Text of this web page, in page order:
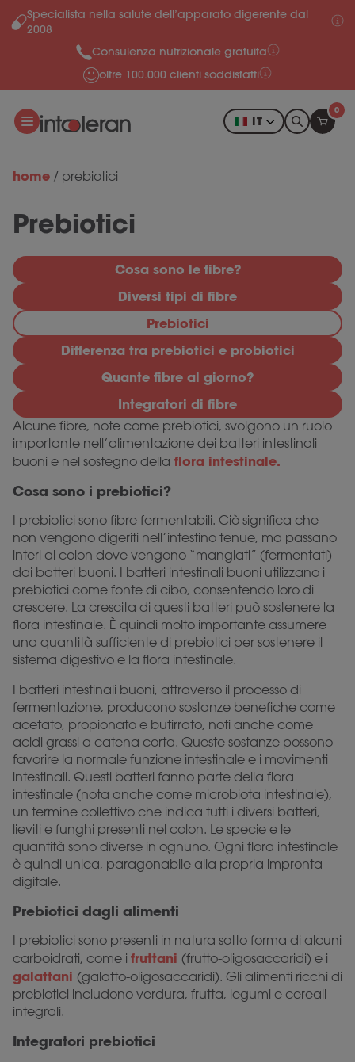
Salta al contenuto
Specialista nella salute dell’apparato digerente dal
2008
Consulenza nutrizionale gratuita
oltre 100.000 clienti soddisfatti
IT
0
home / prebiotici
Prebiotici
Cosa sono le fibre?
Diversi tipi di fibre
Prebiotici
Differenza tra prebiotici e probiotici
Quante fibre al giorno?
Integratori di fibre
Alcune fibre, note come prebiotici, svolgono un ruolo
importante nell’alimentazione dei batteri intestinali
buoni e nel sostegno della flora intestinale.
Cosa sono i prebiotici?
I prebiotici sono fibre fermentabili. Ciò significa che
non vengono digeriti nell’intestino tenue, ma passano
interi al colon dove vengono “mangiati” (fermentati)
dai batteri buoni. I batteri intestinali buoni utilizzano i
prebiotici come fonte di cibo, consentendo loro di
crescere. La crescita di questi batteri può sostenere la
flora intestinale. È quindi molto importante assumere
una quantità sufficiente di prebiotici per sostenere il
sistema digestivo e la flora intestinale.
I batteri intestinali buoni, attraverso il processo di
fermentazione, producono sostanze benefiche come
acetato, propionato e butirrato, noti anche come
acidi grassi a catena corta. Queste sostanze possono
favorire la normale funzione intestinale e i movimenti
intestinali. Questi batteri fanno parte della flora
intestinale (nota anche come microbiota intestinale),
un termine collettivo che indica tutti i diversi batteri,
lieviti e funghi presenti nel colon. Le specie e le
quantità sono diverse in ognuno. Ogni flora intestinale
è quindi unica, paragonabile alla propria impronta
digitale.
Prebiotici dagli alimenti
I prebiotici sono presenti in natura sotto forma di alcuni
carboidrati, come i fruttani (frutto-oligosaccaridi) e i
galattani (galatto-oligosaccaridi). Gli alimenti ricchi di
prebiotici includono verdura, frutta, legumi e cereali
integrali.
Integratori prebiotici